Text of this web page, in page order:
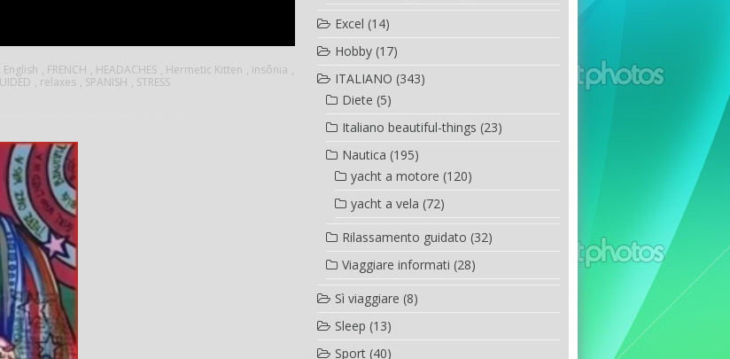
English , FRENCH , HEADACHES , Hermetic Kitten , insônia ,
, relaxes , SPANISH , STRESS
Excel (14)
Hobby (17)
ITALIANO (343)
Diete (5)
Italiano beautiful-things (23)
Nautica (195)
yacht a motore (120)
yacht a vela (72)
Rilassamento guidato (32)
Viaggiare informati (28)
Sì viaggiare (8)
Sleep (13)
Sport (40)